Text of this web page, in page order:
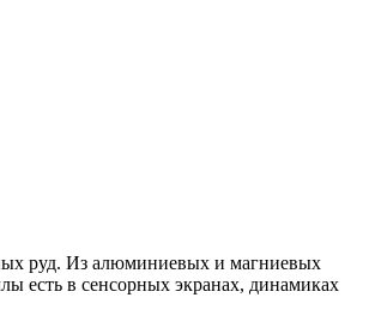
руд. Из алюминиевых и магниевых
есть в сенсорных экранах, динамиках